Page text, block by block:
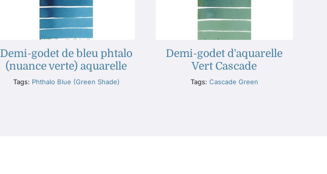
Demi-godet de bleu phtalo
(nuance verte) aquarelle
Tags: Phthalo Blue (Green Shade)
Demi-godet d'aquarelle
Vert Cascade
Tags: Cascade Green